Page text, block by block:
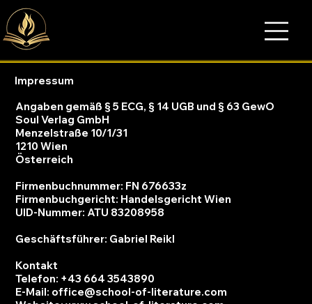
Impressum
Angaben gemäß § 5 ECG, § 14 UGB und § 63 GewO
Soul Verlag GmbH
Menzelstraße 10/1/31
1210 Wien
Österreich
Firmenbuchnummer: FN 676633z
Firmenbuchgericht: Handelsgericht Wien
UID-Nummer: ATU 83208958
Geschäftsführer: Gabriel Reikl
Kontakt
Telefon: +43 664 3543890
E-Mail: office@school-of-literature.com